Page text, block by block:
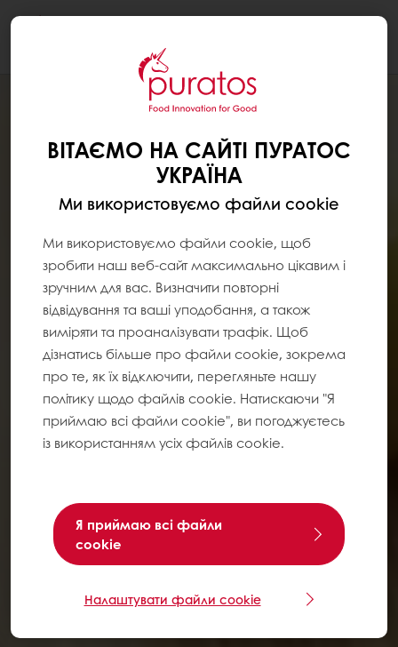
ВІТАЄМО НА САЙТІ ПУРАТОС
УКРАЇНА
Ми використовуємо файли cookie
Ми використовуємо файли cookie, щоб
зробити наш веб-сайт максимально цікавим і
зручним для вас. Визначити повторні
відвідування та ваші уподобання, а також
виміряти та проаналізувати трафік. Щоб
дізнатись більше про файли cookie, зокрема
про те, як їх відключити, перегляньте нашу
політику щодо файлів cookie. Натискаючи "Я
приймаю всі файли cookie", ви погоджуєтесь
із використанням усіх файлів cookie.
Я приймаю всі файли
cookie
Налаштувати файли cookie